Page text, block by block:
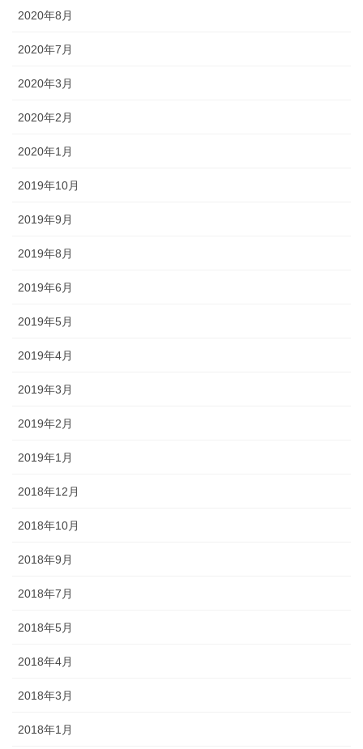
2020年8月
2020年7月
2020年3月
2020年2月
2020年1月
2019年10月
2019年9月
2019年8月
2019年6月
2019年5月
2019年4月
2019年3月
2019年2月
2019年1月
2018年12月
2018年10月
2018年9月
2018年7月
2018年5月
2018年4月
2018年3月
2018年1月